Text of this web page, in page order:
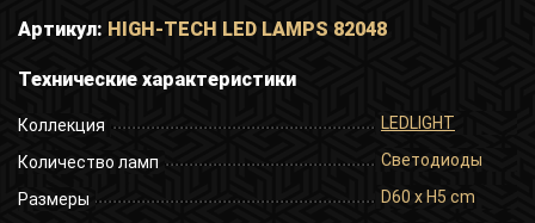
Артикул: HIGH-TECH LED LAMPS 82048
Технические характеристики
Коллекция LEDLIGHT
Количество ламп Светодиоды
Размеры D60 x H5 cm